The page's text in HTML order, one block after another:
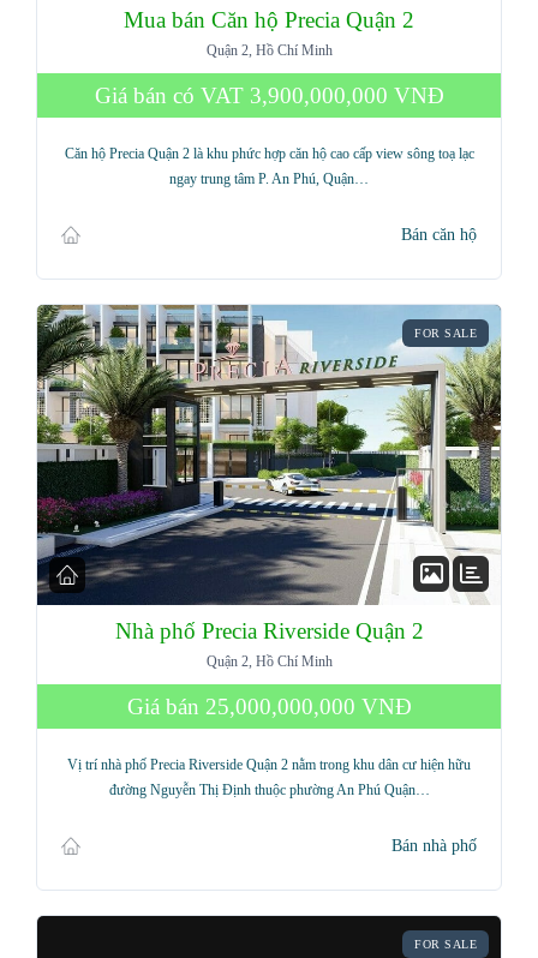
Mua bán Căn hộ Precia Quận 2
Quận 2, Hồ Chí Minh
Giá bán có VAT 3,900,000,000 VNĐ
Căn hộ Precia Quận 2 là khu phức hợp căn hộ cao cấp view sông toạ lạc
ngay trung tâm P. An Phú, Quận…
Bán căn hộ
FOR SALE
Nhà phố Precia Riverside Quận 2
Quận 2, Hồ Chí Minh
Giá bán 25,000,000,000 VNĐ
Vị trí nhà phố Precia Riverside Quận 2 nằm trong khu dân cư hiện hữu
đường Nguyễn Thị Định thuộc phường An Phú Quận…
Bán nhà phố
FOR SALE